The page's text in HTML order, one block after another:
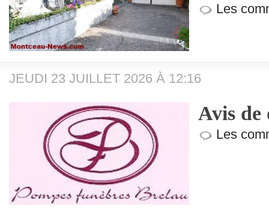
Les
JEUDI 23 JUILLET 2026 À 12:16
Avis de
Les